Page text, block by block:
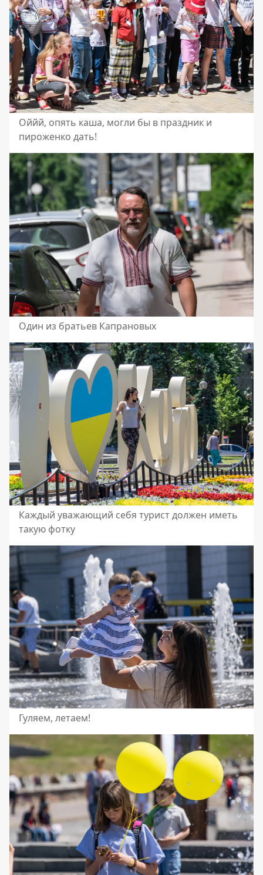
Оййй, опять каша, могли бы в праздник и
пироженко дать!
Один из братьев Капрановых
Каждый уважающий себя турист должен иметь
такую фотку
Гуляем, летаем!